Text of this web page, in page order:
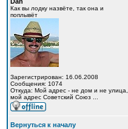
Как вы лодку назвёте, так она и
поплывёт
Зарегистрирован: 16.06.2008
Сообщения: 1074
Откуда: Мой адрес - не дом и не улица,
мой адрес Советский Союз ...
Вернуться к началу